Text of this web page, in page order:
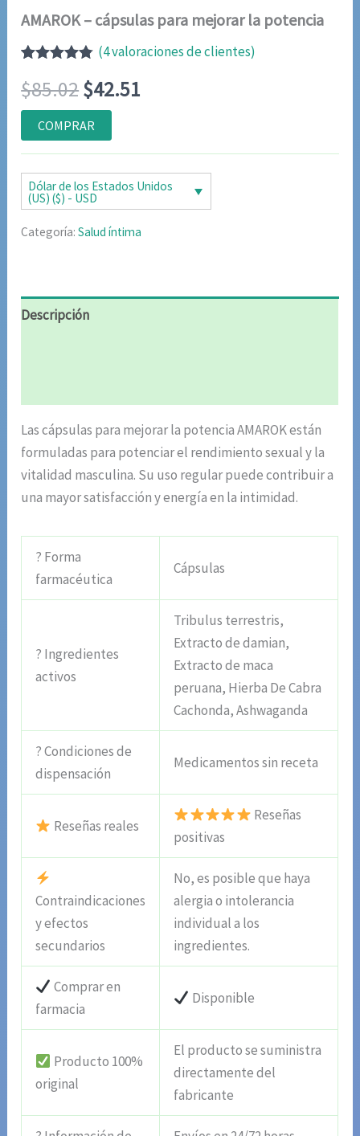
AMAROK – cápsulas para mejorar la potencia
con4.75de
5 en base
a
valoraciones
de clientes
(4valoraciones de clientes)
$85.02El
precio
original
era:
$85.02.
$42.51
actual
es:
$42.51.
COMPRAR
Dólar de los Estados Unidos
(US) ($) - USD
Categoría:Salud íntima
Descripción
Las cápsulas para mejorar la potencia AMAROK están
formuladas para potenciar el rendimiento sexual y la
vitalidad masculina. Su uso regular puede contribuir a
una mayor satisfacción y energía en la intimidad.
? Forma
farmacéutica
Cápsulas
? Ingredientes
activos
Tribulus terrestris,
Extracto de damian,
Extracto de maca
peruana, Hierba De Cabra
Cachonda, Ashwaganda
? Condiciones de
dispensación
Medicamentos sin receta
Reseñas reales
Reseñas
positivas
Contraindicaciones
y efectos
secundarios
No, es posible que haya
alergia o intolerancia
individual a los
ingredientes.
Comprar en
farmacia
Disponible
Producto 100%
original
El producto se suministra
directamente del
fabricante